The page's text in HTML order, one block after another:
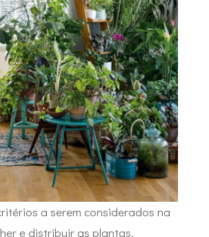
a serem considerados na
e distribuir as plantas.